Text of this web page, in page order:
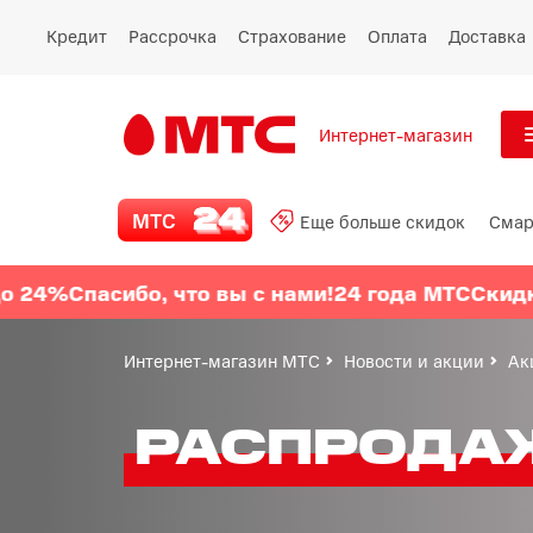
Кредит Рассрочка Страхование Оплата Доставка
Интернет-магазин
МТС 24
Все
Восстановленные
смартфоны
МТС Еще больше скидок
что вы с нами!24 года МТССкидки до
Интернет-магазин МТС Новости и акции